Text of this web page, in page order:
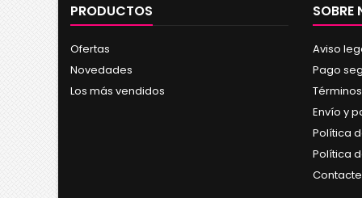
PRODUCTOS
Ofertas
Novedades
Los más vendidos
SOBRE
Aviso
Pago
Envío y
Política
Política